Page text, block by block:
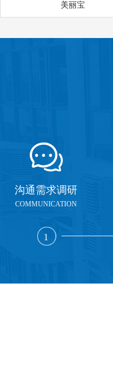
美丽宝
沟通需求调研
COMMUNICATION
1